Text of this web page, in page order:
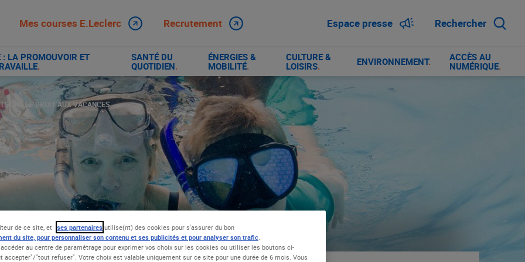
Mes courses E.Leclerc Recrutement Espace presse Rechercher
LA PROMOUVOIR ET
.
SANTÉ DU
QUOTIDIEN.
ÉNERGIES &
MOBILITÉ.
CULTURE &
LOISIRS. ENVIRONNEMENT.
ACCÈS AU
NUMÉRIQUE.
ONT LE DROIT AUX VACANCES
de ce site, et ses partenaires utilise(nt) des cookies pour s'assurer du bon
du site, pour personnaliser son contenu et ses publicités et pour analyser son trafic.
accéder au centre de paramétrage pour exprimer vos choix sur les cookies ou utiliser les boutons ci-
accepter"/"tout refuser". Votre choix est valable uniquement sur ce site pour une durée de 6 mois. Vous